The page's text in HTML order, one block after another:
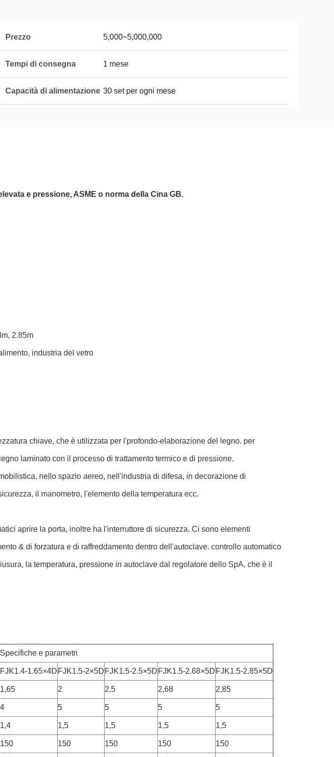
Prezzo 5,000~5,000,000
Tempi di consegna 1 mese
Capacità di alimentazione 30 set per ogni mese
e pressione, ASME o norma della Cina GB.
2.85m
industria del vetro
chiave, che è utilizzata per l'profondo-elaborazione del legno. per
laminato con il processo di trattamento termico e di pressione.
nello spazio aereo, nell'industria di difesa, in decorazione di
il manometro, l'elemento della temperatura ecc.
aprire la porta, inoltre ha l'interruttore di sicurezza. Ci sono elementi
& di forzatura e di raffreddamento dentro dell'autoclave. controllo automatico
la temperatura, pressione in autoclave dal regolatore dello SpA, che è il
Specifiche e parametri
FJK1.4-1.65×4D FJK1.5-2×5D FJK1.5-2.5×5D FJK1.5-2.68×5D FJK1.5-2.85×5D
1,65 2 2,5 2,68 2,85
4 5 5 5 5
1,4 1,5 1,5 1,5 1,5
150 150 150 150 150